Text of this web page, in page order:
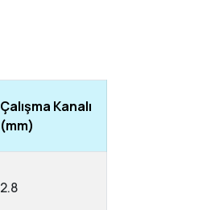
Çalışma Kanalı
(mm)
2.8